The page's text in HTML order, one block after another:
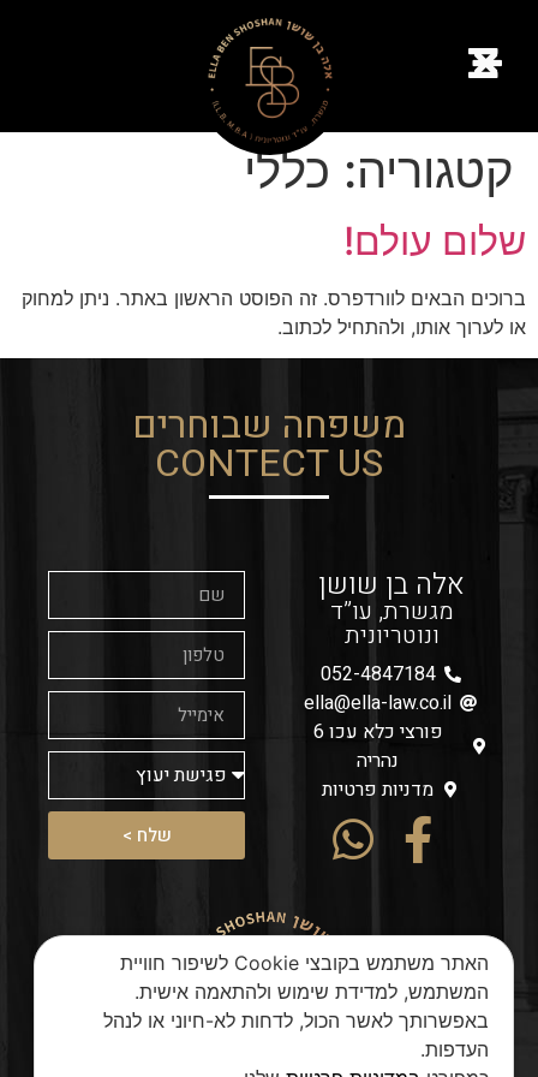
קטגוריה: כללי
שלום עולם!
ברוכים הבאים לוורדפרס. זה הפוסט הראשון באתר. ניתן למחוק
או לערוך אותו, ולהתחיל לכתוב.
משפחה שבוחרים
CONTECT US
אלה בן שושן
מגשרת, עו”ד
ונוטריונית
052-4847184
ella@ella-law.co.il
פורצי כלא עכו 6
נהריה
מדניות פרטיות
שלח >
האתר משתמש בקובצי Cookie לשיפור חוויית
המשתמש, למדידת שימוש ולהתאמה אישית.
באפשרותך לאשר הכול, לדחות לא-חיוני או לנהל
העדפות.